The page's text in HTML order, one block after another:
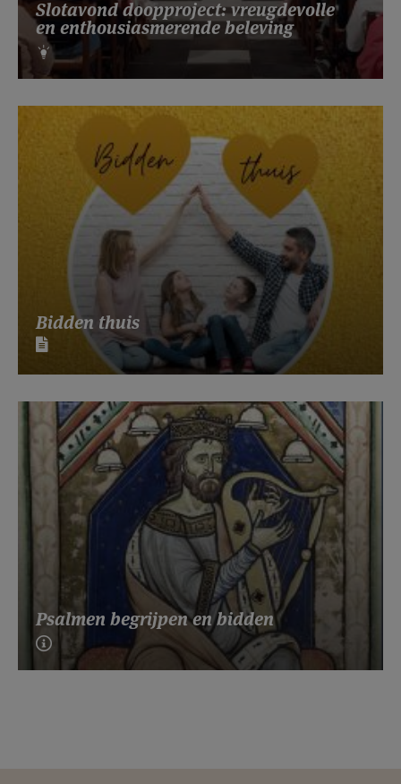
Slotavond doopproject: vreugdevolle
en enthousiasmerende beleving
Bidden thuis
Psalmen begrijpen en bidden